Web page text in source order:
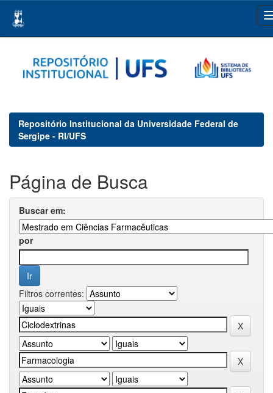
navigation
Repositório Institucional da Universidade Federal de
Sergipe - RI/UFS
Página de Busca
Buscar em:
por
Filtros correntes: